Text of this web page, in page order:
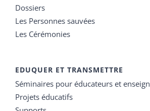
Dossiers
Les Personnes sauvées
Les Cérémonies
EDUQUER ET TRANSMETTRE
Séminaires pour éducateurs et
Projets éducatifs